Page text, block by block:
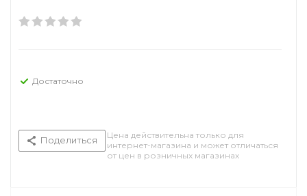
Достаточно
Поделиться
Цена действительна только для
интернет-магазина и может отличаться
от цен в розничных магазинах